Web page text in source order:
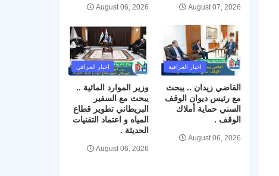
August 07, 2026
August 06, 2026
اخبار العراقية
القاضي زيدان .. يبحث
مع رئيس ديوان الوقف
السني حماية أملاك
الوقف .
August 06, 2026
اخبار العراقي
وزير الموارد المائية ..
يبحث مع السفير
البريطاني تطوير قطاع
المياه و اعتماد التقنيات
الحديثة .
August 06, 2026